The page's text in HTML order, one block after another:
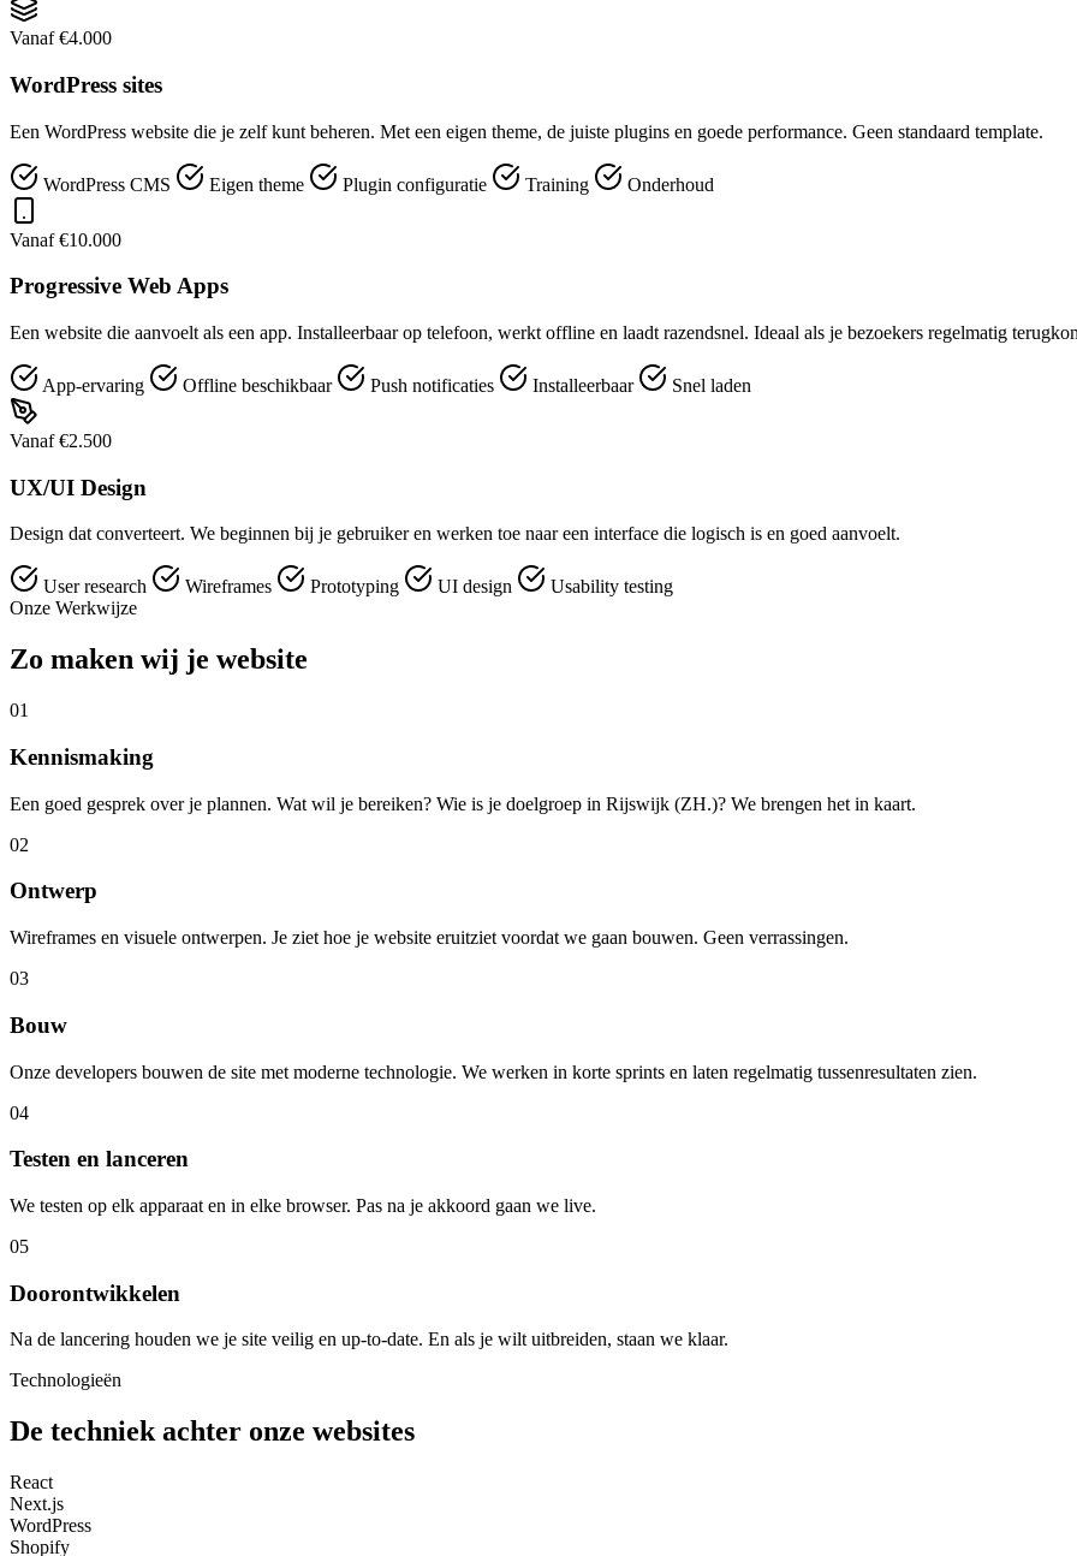
Vanaf €4.000
WordPress sites
Een WordPress website die je zelf kunt beheren. Met een eigen theme, de juiste plugins en goede performance. Geen standaard template.
WordPress CMS Eigen theme Plugin configuratie Training Onderhoud
Vanaf €10.000
Progressive Web Apps
Een website die aanvoelt als een app. Installeerbaar op telefoon, werkt offline en laadt razendsnel. Ideaal als je bezoekers regelmatig
App-ervaring Offline beschikbaar Push notificaties Installeerbaar Snel laden
Vanaf €2.500
UX/UI Design
Design dat converteert. We beginnen bij je gebruiker en werken toe naar een interface die logisch is en goed aanvoelt.
User research Wireframes Prototyping UI design
Usability testing
Onze Werkwijze
Zo maken wij je website
01
Kennismaking
Een goed gesprek over je plannen. Wat wil je bereiken? Wie is je doelgroep in Rijswijk (ZH.)? We brengen het in kaart.
02
Ontwerp
Wireframes en visuele ontwerpen. Je ziet hoe je website eruitziet voordat we gaan bouwen. Geen verrassingen.
03
Bouw
Onze developers bouwen de site met moderne technologie. We werken in korte sprints en laten regelmatig tussenresultaten zien.
04
Testen en lanceren
We testen op elk apparaat en in elke browser. Pas na je akkoord gaan we live.
05
Doorontwikkelen
Na de lancering houden we je site veilig en up-to-date. En als je wilt uitbreiden, staan we klaar.
Technologieën
De techniek achter onze websites
React
Next.js
WordPress
Shopify